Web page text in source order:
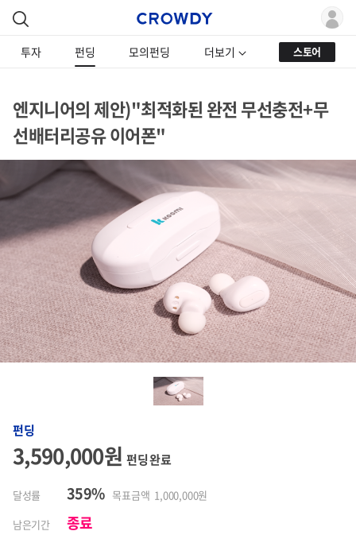
투자 펀딩 모의펀딩 더보기 스토어
엔지니어의 제안)"최적화된 완전 무선충전+무
선배터리공유 이어폰"
펀딩
3,590,000원펀딩 완료
달성률 359% 목표금액 1,000,000원
남은기간
종료